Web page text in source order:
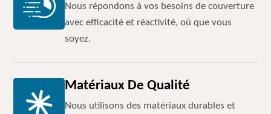
Nous répondons à vos besoins de couverture
avec efficacité et réactivité, où que vous
soyez.
Matériaux De Qualité
Nous utilisons des matériaux durables et